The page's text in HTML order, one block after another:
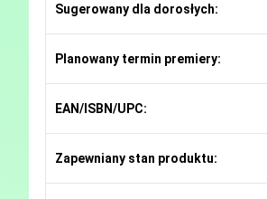
Sugerowany dla dorosłych:
Planowany termin premiery:
EAN/ISBN/UPC:
Zapewniany stan produktu: